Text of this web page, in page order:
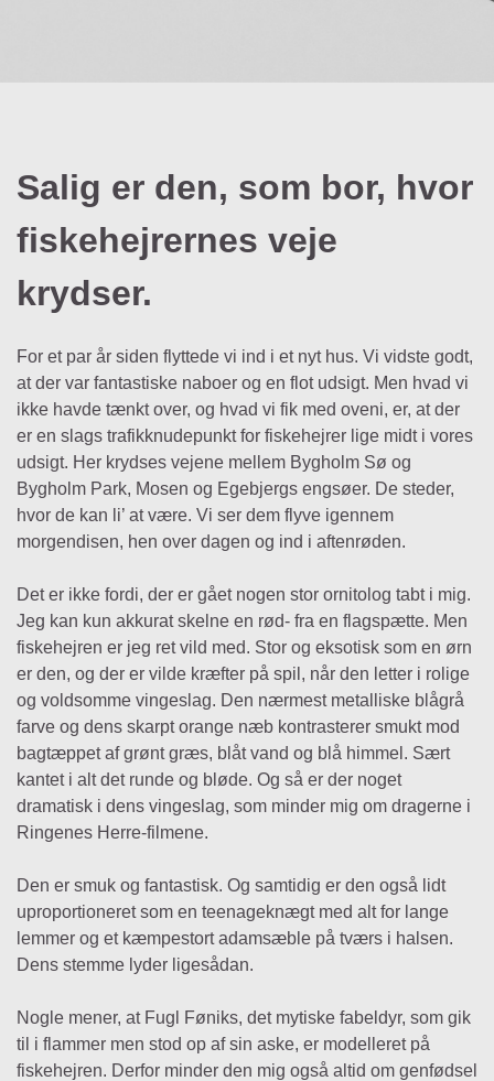
Salig er den, som bor, hvor
fiskehejrernes veje
krydser.
For et par år siden flyttede vi ind i et nyt hus. Vi vidste godt,
at der var fantastiske naboer og en flot udsigt. Men hvad vi
ikke havde tænkt over, og hvad vi fik med oveni, er, at der
er en slags trafikknudepunkt for fiskehejrer lige midt i vores
udsigt. Her krydses vejene mellem Bygholm Sø og
Bygholm Park, Mosen og Egebjergs engsøer. De steder,
hvor de kan li’ at være. Vi ser dem flyve igennem
morgendisen, hen over dagen og ind i aftenrøden.
Det er ikke fordi, der er gået nogen stor ornitolog tabt i mig.
Jeg kan kun akkurat skelne en rød- fra en flagspætte. Men
fiskehejren er jeg ret vild med. Stor og eksotisk som en ørn
er den, og der er vilde kræfter på spil, når den letter i rolige
og voldsomme vingeslag. Den nærmest metalliske blågrå
farve og dens skarpt orange næb kontrasterer smukt mod
bagtæppet af grønt græs, blåt vand og blå himmel. Sært
kantet i alt det runde og bløde. Og så er der noget
dramatisk i dens vingeslag, som minder mig om dragerne i
Ringenes Herre-filmene.
Den er smuk og fantastisk. Og samtidig er den også lidt
uproportioneret som en teenageknægt med alt for lange
lemmer og et kæmpestort adamsæble på tværs i halsen.
Dens stemme lyder ligesådan.
Nogle mener, at Fugl Føniks, det mytiske fabeldyr, som gik
til i flammer men stod op af sin aske, er modelleret på
fiskehejren. Derfor minder den mig også altid om genfødsel